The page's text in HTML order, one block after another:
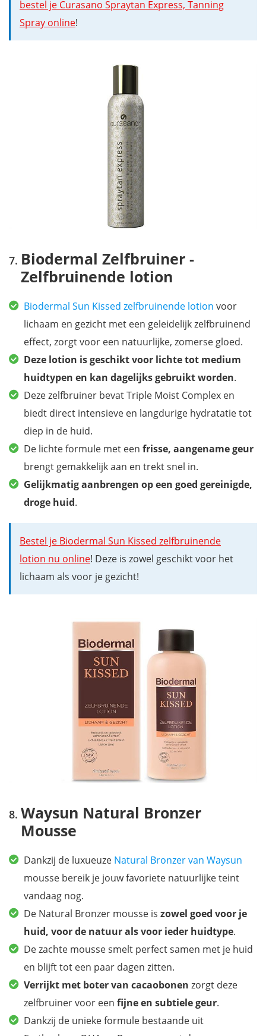
bestel je Curasano Spraytan Express, Tanning
Spray online!
Biodermal Zelfbruiner -
Zelfbruinende lotion
Biodermal Sun Kissed zelfbruinende lotion voor
lichaam en gezicht met een geleidelijk zelfbruinend
effect, zorgt voor een natuurlijke, zomerse gloed.
Deze lotion is geschikt voor lichte tot medium
huidtypen en kan dagelijks gebruikt worden.
Deze zelfbruiner bevat Triple Moist Complex en
biedt direct intensieve en langdurige hydratatie tot
diep in de huid.
De lichte formule met een frisse, aangename geur
brengt gemakkelijk aan en trekt snel in.
Gelijkmatig aanbrengen op een goed gereinigde,
droge huid.
Bestel je Biodermal Sun Kissed zelfbruinende
lotion nu online! Deze is zowel geschikt voor het
lichaam als voor je gezicht!
Waysun Natural Bronzer
Mousse
Dankzij de luxueuze Natural Bronzer van Waysun
mousse bereik je jouw favoriete natuurlijke teint
vandaag nog.
De Natural Bronzer mousse is zowel goed voor je
huid, voor de natuur als voor ieder huidtype.
De zachte mousse smelt perfect samen met je huid
en blijft tot een paar dagen zitten.
Verrijkt met boter van cacaobonen zorgt deze
zelfbruiner voor een fijne en subtiele geur.
Dankzij de unieke formule bestaande uit